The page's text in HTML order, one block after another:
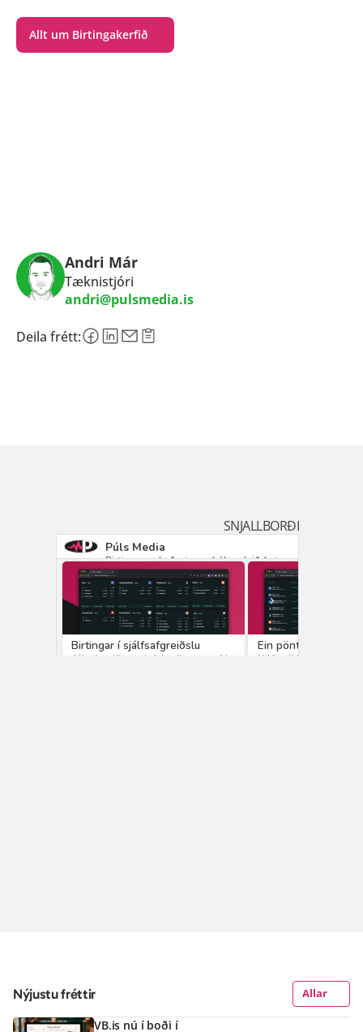
Allt um Birtingakerfið
Andri Már
Tæknistjóri
andri@pulsmedia.is
Deila frétt:
SNJALLBORÐI
Nýjustu fréttir Allar
VB.is nú í boði í